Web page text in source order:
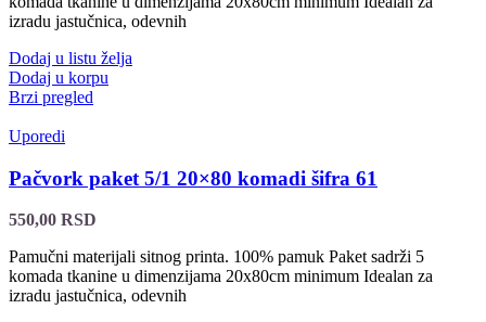
izradu jastučnica, odevnih
Dodaj u listu želja
Dodaj u korpu
Brzi pregled
Uporedi
Pačvork paket 5/1 20×80 komadi šifra 61
550,00 RSD
Pamučni materijali sitnog printa. 100% pamuk Paket sadrži 5
komada tkanine u dimenzijama 20x80cm minimum Idealan za
izradu jastučnica, odevnih